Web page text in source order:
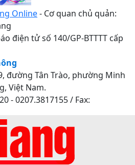
Online- Cơ quan chủ quản:
điện tử số 140/GP-BTTTT cấp
đường Tân Trào, phường Minh
Việt Nam.
- 0207.3817155 / Fax: